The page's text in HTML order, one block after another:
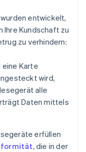
entwickelt,
Ihre Kundschaft zu
zu verhindern:
eine Karte
wird,
alle
Daten mittels
erfüllen
, die in der